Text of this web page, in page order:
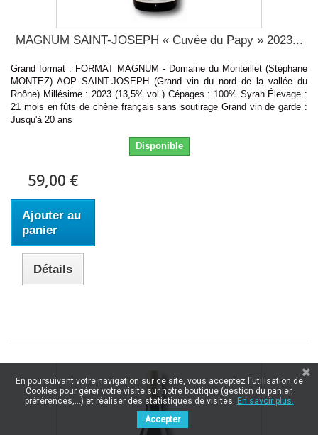
MAGNUM SAINT-JOSEPH « Cuvée du Papy » 2023...
Grand format : FORMAT MAGNUM - Domaine du Monteillet (Stéphane
MONTEZ) AOP SAINT-JOSEPH (Grand vin du nord de la vallée du
Rhône) Millésime : 2023 (13,5% vol.) Cépages : 100% Syrah Élevage :
21 mois en fûts de chêne français sans soutirage Grand vin de garde :
Jusqu'à 20 ans
Disponible
59,00 €
Ajouter au
panier
Détails
En poursuivant votre navigation sur ce site, vous acceptez l'utilisation de
Cookies pour gérer votre visite sur notre boutique (gestion du panier,
préférences,...) et réaliser des statistiques de visites. En savoir plus.
Accepter